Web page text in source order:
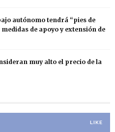
autónomo tendrá “pies de
de apoyo y extensión de
muy alto el precio de la
LIKE